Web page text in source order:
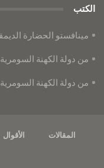
الكتب
مينافستو الحضارة
من دولة الكهنة
من دولة الكهنة
المقالات الأقوال